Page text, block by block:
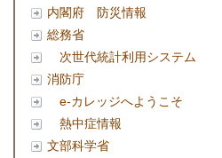
内閣府 防災情報
総務省
次世代統計利用システム
消防庁
e-カレッジへようこそ
熱中症情報
文部科学省